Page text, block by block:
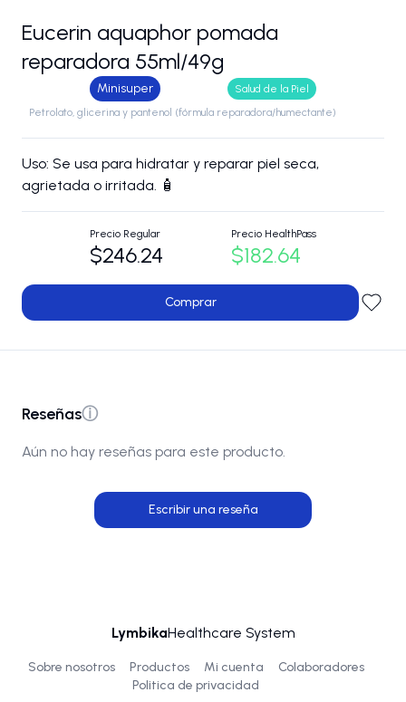
Eucerin aquaphor pomada
reparadora 55ml/49g
Minisuper
Salud de la Piel
Petrolato, glicerina y pantenol (fórmula reparadora/humectante)
Uso: Se usa para hidratar y reparar piel seca,
agrietada o irritada. 🧴
Precio Regular
$246.24
Precio HealthPass
$182.64
Comprar
Reseñasⓘ
Aún no hay reseñas para este producto.
Escribir una reseña
LymbikaHealthcare System
Sobre nosotros Productos Mi cuenta
Colaboradores
Politica de privacidad